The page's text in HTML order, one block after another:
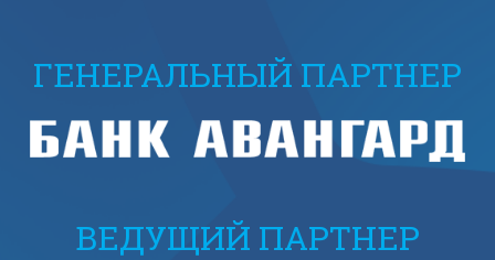
ГЕНЕРАЛЬНЫЙ ПАРТНЕР
ВЕДУЩИЙ ПАРТНЕР